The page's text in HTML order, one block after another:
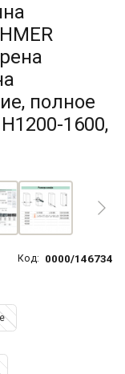
полное
1600,
Код: 0000/146734